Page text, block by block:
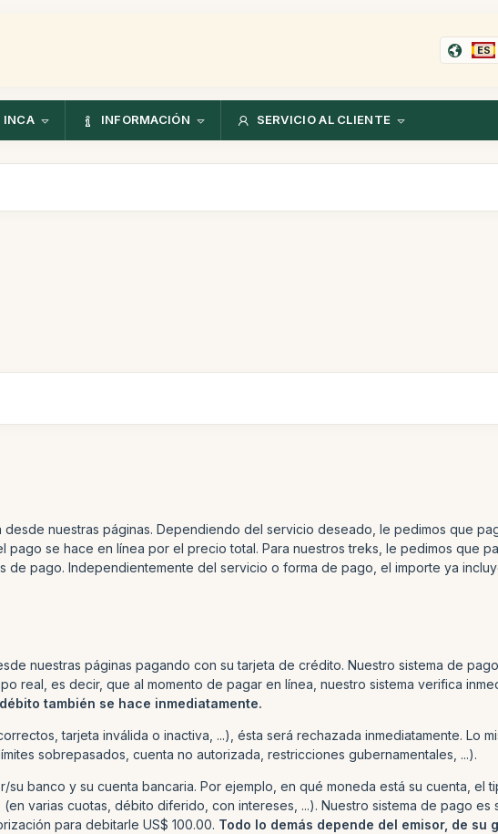
ES
INCA INFORMACIÓN SERVICIO AL CLIENTE
nuestras páginas. Dependiendo del servicio deseado, le pedimos que
se hace en línea por el precio total. Para nuestros treks, le pedimos que
pago. Independientemente del servicio o forma de pago, el importe ya
nuestras páginas pagando con su tarjeta de crédito. Nuestro sistema de
real, es decir, que al momento de pagar en línea, nuestro sistema verifica
también se hace inmediatamente.
tarjeta inválida o inactiva, ...), ésta será rechazada inmediatamente. Lo
sobrepasados, cuenta no autorizada, restricciones gubernamentales, ...).
banco y su cuenta bancaria. Por ejemplo, en qué moneda está su cuenta, el
varias cuotas, débito diferido, con intereses, ...). Nuestro sistema de pago es
para debitarle US$ 100.00. Todo lo demás depende del emisor, de su